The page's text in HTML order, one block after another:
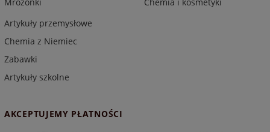
Artykuły przemysłowe
Chemia z Niemiec
Zabawki
Artykuły szkolne
AKCEPTUJEMY PŁATNOŚCI